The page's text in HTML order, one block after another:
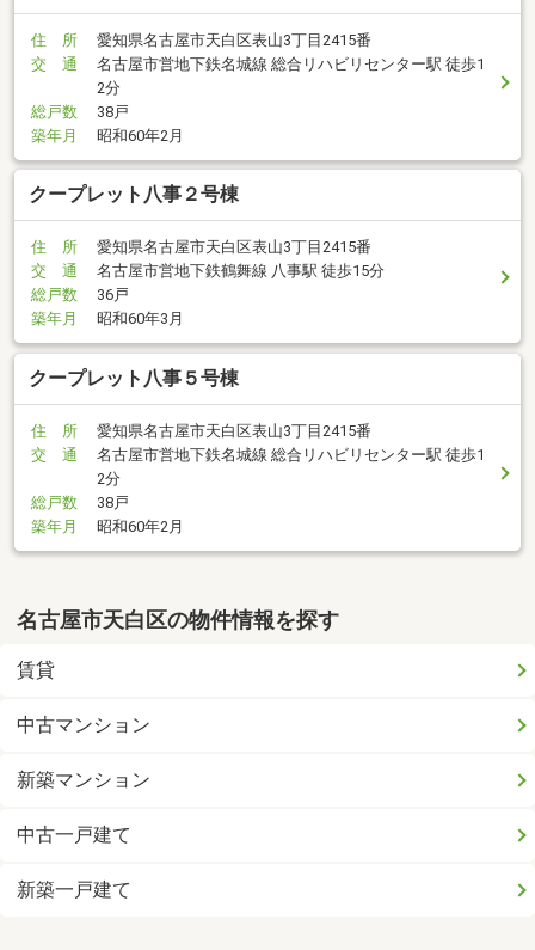
住 所
愛知県名古屋市天白区表山3丁目2415番
交 通
名古屋市営地下鉄名城線 総合リハビリセンター駅 徒歩1
2分
総戸数
38戸
築年月
昭和60年2月
クープレット八事２号棟
住 所
愛知県名古屋市天白区表山3丁目2415番
交 通
名古屋市営地下鉄鶴舞線 八事駅 徒歩15分
総戸数
36戸
築年月
昭和60年3月
クープレット八事５号棟
住 所
愛知県名古屋市天白区表山3丁目2415番
交 通
名古屋市営地下鉄名城線 総合リハビリセンター駅 徒歩1
2分
総戸数
38戸
築年月
昭和60年2月
名古屋市天白区の物件情報を探す
賃貸
中古マンション
新築マンション
中古一戸建て
新築一戸建て